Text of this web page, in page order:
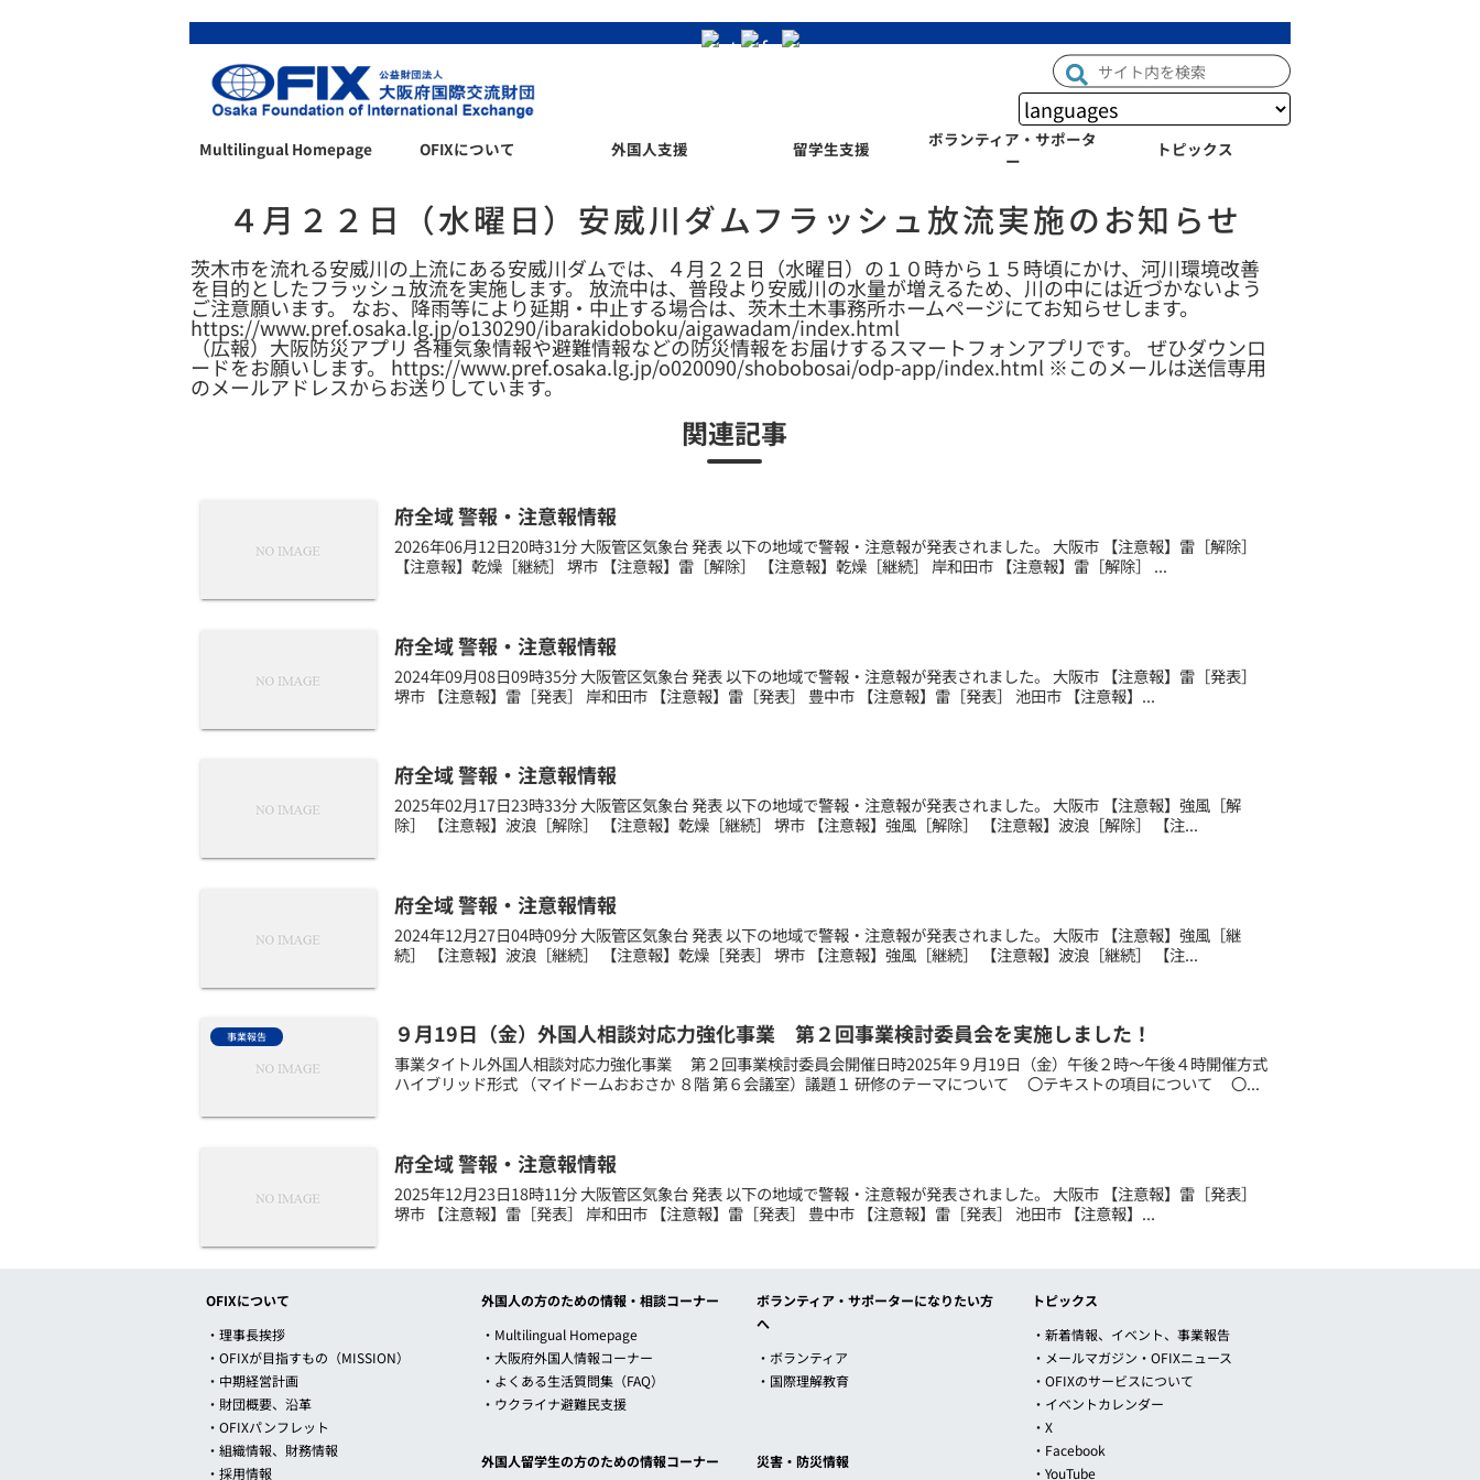
Multilingual Homepage OFIXについて 外国人支援 留学生支援
ボランティア・サポータ
ー
トピックス
４月２２日（水曜日）安威川ダムフラッシュ放流実施のお知らせ
茨木市を流れる安威川の上流にある安威川ダムでは、４月２２日（水曜日）の１０時から１５時頃にかけ、河川環境改善
を目的としたフラッシュ放流を実施します。 放流中は、普段より安威川の水量が増えるため、川の中には近づかないよう
ご注意願います。 なお、降雨等により延期・中止する場合は、茨木土木事務所ホームページにてお知らせします。
https://www.pref.osaka.lg.jp/o130290/ibarakidoboku/aigawadam/index.html
（広報）大阪防災アプリ 各種気象情報や避難情報などの防災情報をお届けするスマートフォンアプリです。 ぜひダウンロ
ードをお願いします。 https://www.pref.osaka.lg.jp/o020090/shobobosai/odp-app/index.html ※このメールは送信専用
のメールアドレスからお送りしています。
関連記事
府全域 警報・注意報情報
2026年06月12日20時31分 大阪管区気象台 発表 以下の地域で警報・注意報が発表されました。 大阪市 【注意報】雷［解除］
【注意報】乾燥［継続］ 堺市 【注意報】雷［解除］ 【注意報】乾燥［継続］ 岸和田市 【注意報】雷［解除］ ...
府全域 警報・注意報情報
2024年09月08日09時35分 大阪管区気象台 発表 以下の地域で警報・注意報が発表されました。 大阪市 【注意報】雷［発表］
堺市 【注意報】雷［発表］ 岸和田市 【注意報】雷［発表］ 豊中市 【注意報】雷［発表］ 池田市 【注意報】...
府全域 警報・注意報情報
2025年02月17日23時33分 大阪管区気象台 発表 以下の地域で警報・注意報が発表されました。 大阪市 【注意報】強風［解
除］ 【注意報】波浪［解除］ 【注意報】乾燥［継続］ 堺市 【注意報】強風［解除］ 【注意報】波浪［解除］ 【注...
府全域 警報・注意報情報
2024年12月27日04時09分 大阪管区気象台 発表 以下の地域で警報・注意報が発表されました。 大阪市 【注意報】強風［継
続］ 【注意報】波浪［継続］ 【注意報】乾燥［発表］ 堺市 【注意報】強風［継続］ 【注意報】波浪［継続］ 【注...
事業報告 ９月19日（金）外国人相談対応力強化事業 第２回事業検討委員会を実施しました！
事業タイトル外国人相談対応力強化事業 第２回事業検討委員会開催日時2025年９月19日（金）午後２時～午後４時開催方式
ハイブリッド形式 （マイドームおおさか ８階 第６会議室）議題１ 研修のテーマについて 〇テキストの項目について 〇...
府全域 警報・注意報情報
2025年12月23日18時11分 大阪管区気象台 発表 以下の地域で警報・注意報が発表されました。 大阪市 【注意報】雷［発表］
堺市 【注意報】雷［発表］ 岸和田市 【注意報】雷［発表］ 豊中市 【注意報】雷［発表］ 池田市 【注意報】...
OFIXについて
・理事長挨拶
・OFIXが目指すもの（MISSION）
・中期経営計画
・財団概要、沿革
・OFIXパンフレット
・組織情報、財務情報
・採用情報
外国人の方のための情報・相談コーナー
・Multilingual Homepage
・大阪府外国人情報コーナー
・よくある生活質問集（FAQ）
・ウクライナ避難民支援
外国人留学生の方のための情報コーナー
ボランティア・サポーターになりたい方
へ
・ボランティア
・国際理解教育
災害・防災情報
トピックス
・新着情報、イベント、事業報告
・メールマガジン・OFIXニュース
・OFIXのサービスについて
・イベントカレンダー
・X
・Facebook
・YouTube